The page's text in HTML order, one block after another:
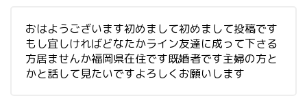
おはようございます初めまして初めまして投稿です
もし宜しければどなたかライン友達に成って下さる
方居ませんか福岡県在住です既婚者です主婦の方と
かと話して見たいですよろしくお願いします